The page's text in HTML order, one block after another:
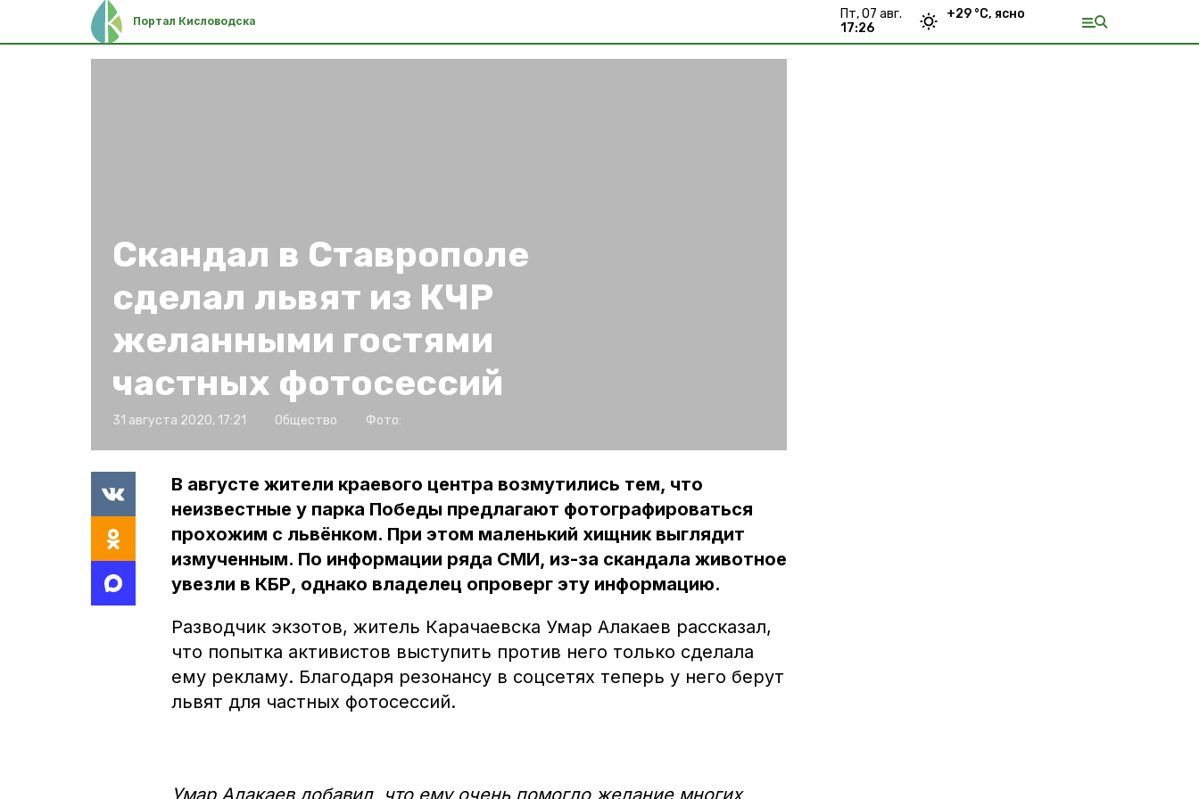
Портал Кисловодска
пт, 07 авг.
17:26
+29 °С, ясно
Скандал в Ставрополе
сделал львят из КЧР
желанными гостями
частных фотосессий
31 августа 2020, 17:21 Общество Фото:
В августе жители краевого центра возмутились тем, что
неизвестные у парка Победы предлагают фотографироваться
прохожим с львёнком. При этом маленький хищник выглядит
измученным. По информации ряда СМИ, из-за скандала животное
увезли в КБР, однако владелец опроверг эту информацию.
Разводчик экзотов, житель Карачаевска Умар Алакаев рассказал,
что попытка активистов выступить против него только сделала
ему рекламу. Благодаря резонансу в соцсетях теперь у него берут
львят для частных фотосессий.
Умар Алакаев добавил, что ему очень помогло желание многих